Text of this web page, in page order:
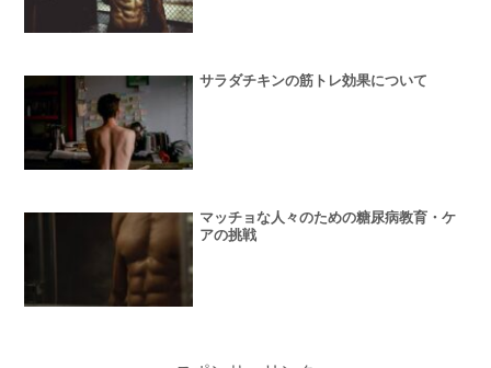
サラダチキンの筋トレ効果について
マッチョな人々のための糖尿病教育・ケ
アの挑戦